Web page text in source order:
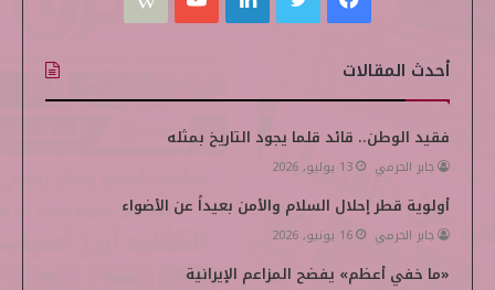
س
ب
و
ك
ي
ت
ر
ن
ك
إ
ن
ت
ي
ب
k
e
أحدث المقالات
فقيد الوطن.. قائد قلما يجود التاريخ بمثله
جابر الحرمي 13 يوليو, 2026
أولوية قطر إحلال السلام والأمن بعيداً عن الأضواء
جابر الحرمي 16 يونيو, 2026
«ما خفي أعظم» يفضح المزاعم الإيرانية